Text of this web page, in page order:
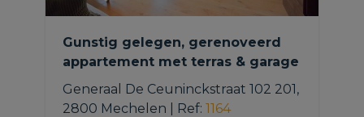
Gunstig gelegen, gerenoveerd
appartement met terras & garage
Generaal De Ceuninckstraat 102 201,
2800 Mechelen
Ref: 1164